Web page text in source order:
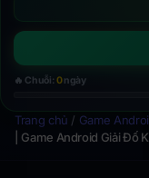
🔥 Chuỗi: 0ngày
Trang chủ / Game
| Game Android Giải Đố